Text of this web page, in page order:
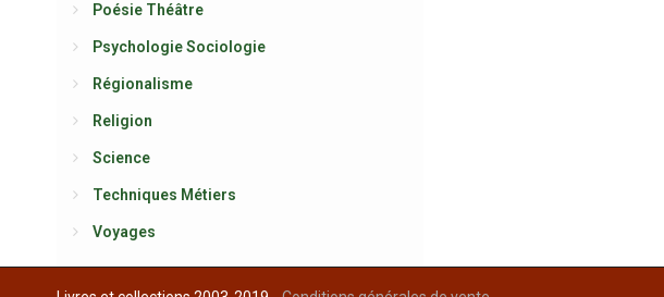
Poésie Théâtre
Psychologie Sociologie
Régionalisme
Religion
Science
Techniques Métiers
Voyages